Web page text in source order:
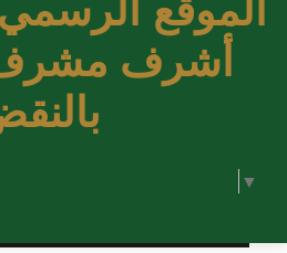
الموقع
أشرف
▼